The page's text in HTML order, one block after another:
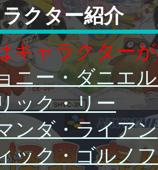
クター紹介
キャラクター
ニー・ダニエ
ック・リー
ンダ・ライアン
ック・ゴルノ